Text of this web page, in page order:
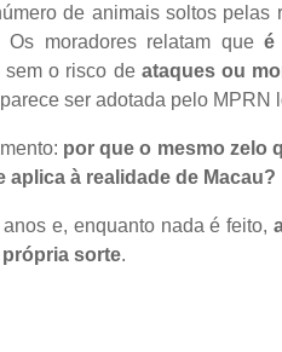
de animais soltos pelas
Os moradores relatam queé
sem o risco de ataques ou
parece ser adotada pelo MPRN
por que o mesmo zelo
aplica à realidade de Macau?
e, enquanto nada é feito,
sorte.